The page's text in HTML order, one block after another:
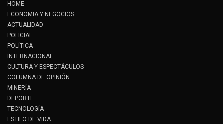
HOME
ECONOMIA Y NEGOCIOS
ACTUALIDAD
POLICIAL
POLÍTICA
INTERNACIONAL
CULTURA Y ESPECTÁCULOS
COLUMNA DE OPINIÓN
MINERÍA
DEPORTE
TECNOLOGÍA
ESTILO DE VIDA